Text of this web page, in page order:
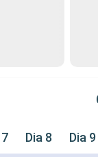
Dia 8 Dia 9